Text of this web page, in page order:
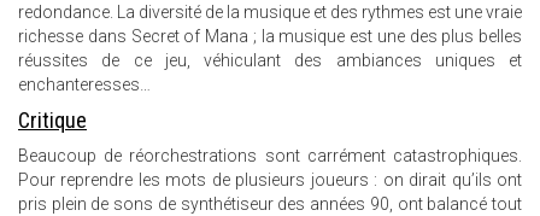
redondance. La diversité de la musique et des rythmes est une vraie
richesse dans Secret of Mana ; la musique est une des plus belles
réussites de ce jeu, véhiculant des ambiances uniques et
enchanteresses…
Critique
Beaucoup de réorchestrations sont carrément catastrophiques.
Pour reprendre les mots de plusieurs joueurs : on dirait qu’ils ont
pris plein de sons de synthétiseur des années 90, ont balancé tout